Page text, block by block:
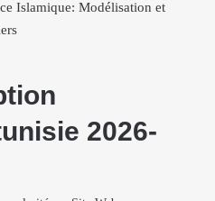
Islamique: Modélisation et
2026-